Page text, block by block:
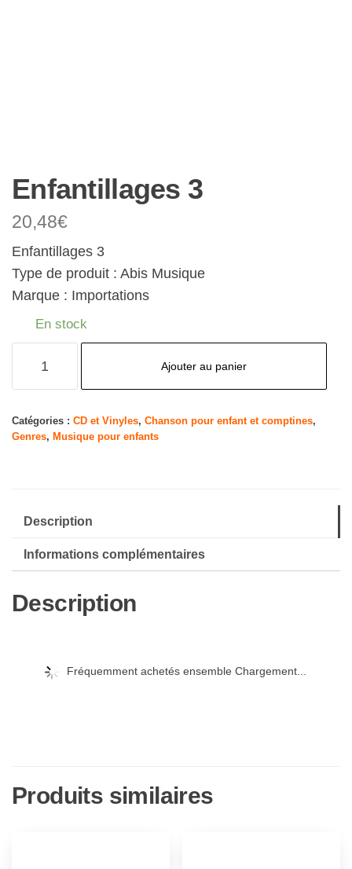
Enfantillages 3
20,48€
Enfantillages 3
Type de produit : Abis Musique
Marque : Importations
En stock
3
Ajouter au panier
Catégories : CD et Vinyles, Chanson pour enfant et comptines,
Genres, Musique pour enfants
Description
Informations complémentaires
Description
Fréquemment achetés ensemble Chargement...
Produits similaires